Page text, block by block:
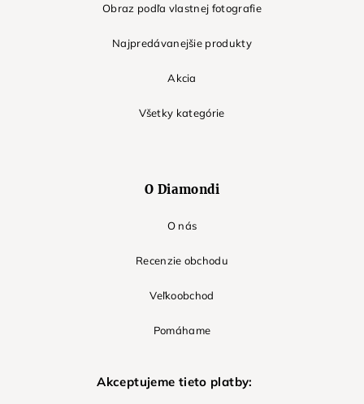
Obraz podľa vlastnej fotografie
Najpredávanejšie produkty
Akcia
Všetky kategórie
O Diamondi
O nás
Recenzie obchodu
Veľkoobchod
Pomáhame
Akceptujeme tieto platby: